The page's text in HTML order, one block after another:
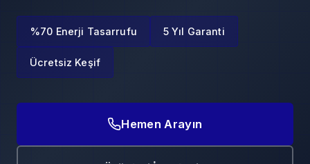
%70 Enerji Tasarrufu 5 Yıl Garanti
Ücretsiz Keşif
Hemen Arayın